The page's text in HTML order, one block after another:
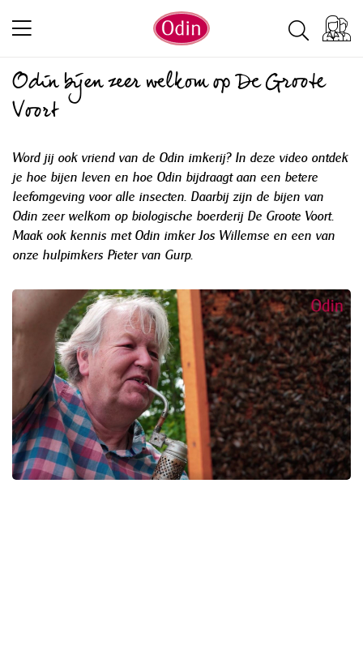
Odin bijen zeer welkom op De Groote
Voort
Word jij ook vriend van de Odin imkerij? In deze video ontdek
je hoe bijen leven en hoe Odin bijdraagt aan een betere
leefomgeving voor alle insecten. Daarbij zijn de bijen van
Odin zeer welkom op biologische boerderij De Groote Voort.
Maak ook kennis met Odin imker Jos Willemse en een van
onze hulpimkers Pieter van Gurp.